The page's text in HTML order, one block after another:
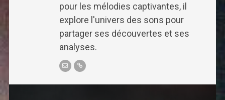
pour les mélodies captivantes, il
explore l'univers des sons pour
partager ses découvertes et ses
analyses.